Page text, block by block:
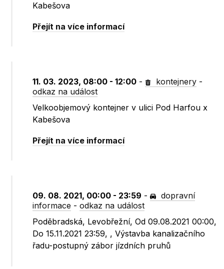
Kabešova
Přejít na více informací
11. 03. 2023, 08:00 - 12:00 - kontejnery -
odkaz na událost
Velkoobjemový kontejner v ulici Pod Harfou x
Kabešova
Přejít na více informací
09. 08. 2021, 00:00 - 23:59 -
dopravní
informace -odkaz na událost
Poděbradská, Levobřežní, Od 09.08.2021 00:00,
Do 15.11.2021 23:59, , Výstavba kanalizačního
řadu-postupný zábor jízdních pruhů